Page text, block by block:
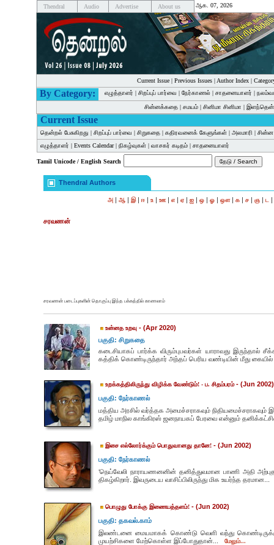
Thendral Audio Advertise About us ஆக. 07, 2026
Current Issue| Previous Issues| Author Index|
By Category: எழுத்தாளர் | சிறப்புப் பார்வை | நேர்காணல் | சாதனையாளர் |
சின்னக்கதை | சமயம் | சினிமா சினிமா |
Current Issue
தென்றல் பேசுகிறது | சிறப்புப் பார்வை | சிறுகதை | கதிரவனைக் கேளுங்கள் | அலமாரி |
எழுத்தாளர் | Events Calendar| நிகழ்வுகள் | வாசகர் கடிதம் | சாதனையாளர்
Tamil Unicode / English Search
Thendral Authors
அ | ஆ | இ| ஈ | உ | ஊ | எ | ஏ | ஐ | ஒ | ஓ | ஔ| க | ச | ஞ | ட |
சரவணன்
சரவணன் படைப்புகளின் தொகுப்பு இந்த பக்கத்தில் காணலாம்
உன்னத உறவு - (Apr 2020)
பகுதி: சிறுகதை
கடைசியாகப் பார்க்க விரும்புபவர்கள் யாராவது
கத்திக் கொண்டிருந்தார் அந்தப் பெரிய வண்டியின் மீது
உறக்கத்திலிருந்து விழிக்க வேண்டும்! - ப. சிதம்பரம்- (Jun 2002)
பகுதி: நேர்காணல்
மத்திய அரசில் வர்த்தக அமைச்சராகவும் நிதியமைச்சராகவும்
தமிழ் மாநில காங்கிரஸ் ஜனநாயகப் பேரவை என்னும்
இசை எல்லோர்க்கும் பொதுவானது தானே! - (Jun 2002)
பகுதி: நேர்காணல்
‘நெய்வேலி நாராயணனனின் தனித்துவமான பாணி அதி
திகழ்கிறார். இவருடைய வாசிப்பிலிருந்து மிக உயர்ந்த தரமான...
பொழுது போக்கு இணையத்தளம்! - (Jun 2002)
பகுதி: தகவல்.காம்
இலண்டனை மையமாகக் கொண்டு வெளி வந்து
முயற்சிகளை மேற்கொள்ள இப்போதுதான்...
மேலும்...